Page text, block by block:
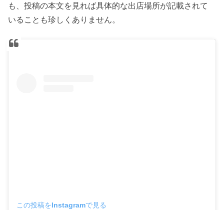
も、投稿の本文を見れば具体的な出店場所が記載されて
いることも珍しくありません。
この投稿をInstagramで見る